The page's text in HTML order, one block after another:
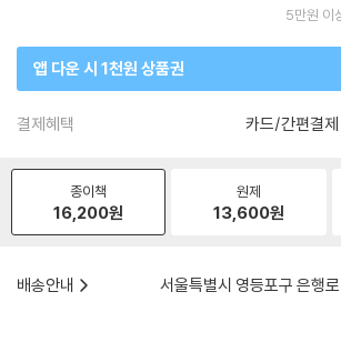
5만원 이
앱 다운 시 1천원 상품권
결제혜택 카드/간편결
종이책
16,200원
원제
13,600원
배송안내
서울특별시 영등포구 은행